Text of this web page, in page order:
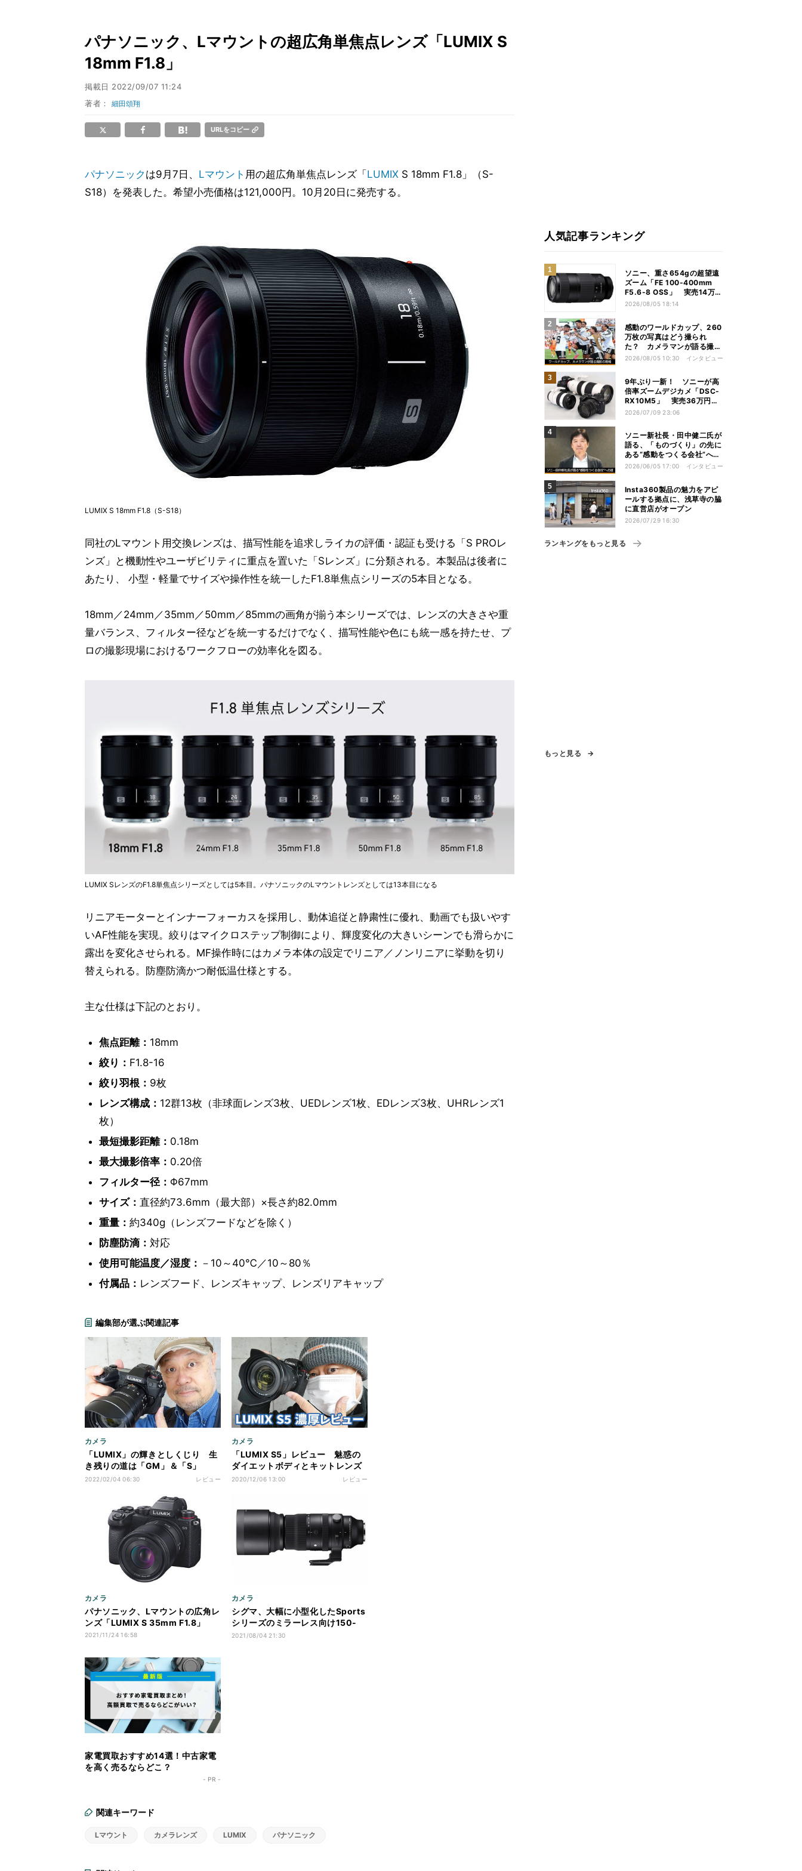
パナソニック、Lマウントの超広角単焦点レンズ「LUMIX S
18mm F1.8」
掲載日 2022/09/07 11:24
著者：細田頌翔
URLをコピー
パナソニック は9月7日、 Lマウント 用の超広角単焦点レンズ「 LUMIX S 18mm F1.8」（S-
S18）を発表した。希望小売価格は121,000円。10月20日に発売する。
LUMIX S 18mm F1.8（S-S18）
同社のLマウント用交換レンズは、描写性能を追求しライカの評価・認証も受ける「S PROレ
ンズ」と機動性やユーザビリティに重点を置いた「Sレンズ」に分類される。本製品は後者に
あたり、 小型・軽量でサイズや操作性を統一したF1.8単焦点シリーズの5本目となる。
18mm／24mm／35mm／50mm／85mmの画角が揃う本シリーズでは、レンズの大きさや重
量バランス、フィルター径などを統一するだけでなく、描写性能や色にも統一感を持たせ、プ
ロの撮影現場におけるワークフローの効率化を図る。
LUMIX SレンズのF1.8単焦点シリーズとしては5本目。パナソニックのLマウントレンズとしては13本目になる
リニアモーターとインナーフォーカスを採用し、動体追従と静粛性に優れ、動画でも扱いやす
いAF性能を実現。絞りはマイクロステップ制御により、輝度変化の大きいシーンでも滑らかに
露出を変化させられる。MF操作時にはカメラ本体の設定でリニア／ノンリニアに挙動を切り
替えられる。防塵防滴かつ耐低温仕様とする。
主な仕様は下記のとおり。
焦点距離： 18mm
絞り： F1.8-16
絞り羽根： 9枚
レンズ構成： 12群13枚（非球面レンズ3枚、UEDレンズ1枚、EDレンズ3枚、UHRレンズ1
枚）
最短撮影距離： 0.18m
最大撮影倍率： 0.20倍
フィルター径： Φ67mm
サイズ： 直径約73.6mm（最大部）×長さ約82.0mm
重量： 約340g（レンズフードなどを除く）
防塵防滴： 対応
使用可能温度／湿度： －10～40℃／10～80％
付属品： レンズフード、レンズキャップ、レンズリアキャップ
編集部が選ぶ関連記事
カメラ
「LUMIX」の輝きとしくじり 生
き残りの道は「GM」＆「S」
の“二刀流”にあり？
2022/02/04 06:30 レビュー
カメラ
「LUMIX S5」レビュー 魅惑の
ダイエットボディとキットレンズ
にシてヤラれる
2020/12/06 13:00 レビュー
カメラ
パナソニック、Lマウントの広角レ
ンズ「LUMIX S 35mm F1.8」
2021/11/24 16:58
カメラ
シグマ、大幅に小型化したSports
シリーズのミラーレス向け150-
600mm望遠ズーム
2021/08/04 21:30
家電買取おすすめ14選！中古家電
を高く売るならどこ？
- PR -
関連キーワード
Lマウント カメラレンズ LUMIX パナソニック
人気記事ランキング
ソニー、重さ654gの超望遠
ズーム「FE 100-400mm
F5.6-8 OSS」 実売14万円
前後
2026/08/05 18:14
感動のワールドカップ、260
万枚の写真はどう撮られ
た？ カメラマンが語る撮影
の現場
2026/08/05 10:30 インタビュー
9年ぶり一新！ ソニーが高
倍率ズームデジカメ「DSC-
RX10M5」 実売36万円前
後
2026/07/09 23:06
ソニー新社長・田中健二氏が
語る、「ものづくり」の先に
ある“感動をつくる会社”への
道
2026/06/05 17:00 インタビュー
Insta360製品の魅力をアピ
ールする拠点に、浅草寺の脇
に直営店がオープン
2026/07/29 16:30
ランキングをもっと見る
もっと見る